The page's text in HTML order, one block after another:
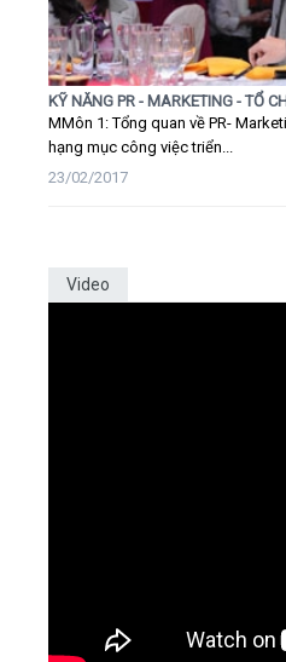
KỸ NĂNG PR - MARKETING - TỔ
MMôn 1: Tổng quan về PR-
hạng mục công việc triển...
23/02/2017
Video